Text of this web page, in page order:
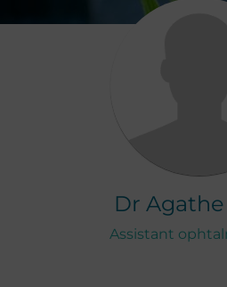
Dr Agathe
Assistant